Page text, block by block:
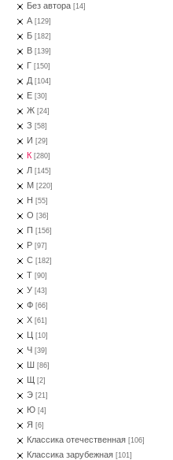
Без автора [14]
А [129]
Б [182]
В [139]
Г [150]
Д [104]
Е [30]
Ж [24]
З [58]
И [29]
К [280]
Л [145]
М [220]
Н [55]
О [36]
П [156]
Р [97]
С [182]
Т [90]
У [43]
Ф [66]
Х [61]
Ц [10]
Ч [39]
Ш [86]
Щ [2]
Э [21]
Ю [4]
Я [6]
Классика отечественная [106]
Классика зарубежная [101]